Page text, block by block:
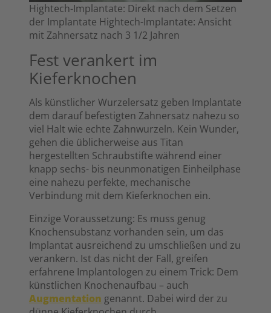
Hightech-Implantate: Direkt nach dem Setzen
der Implantate Hightech-Implantate: Ansicht
mit Zahnersatz nach 3 1/2 Jahren
Fest verankert im
Kieferknochen
Als künstlicher Wurzelersatz geben Implantate
dem darauf befestigten Zahnersatz nahezu so
viel Halt wie echte Zahnwurzeln. Kein Wunder,
gehen die üblicherweise aus Titan
hergestellten Schraubstifte während einer
knapp sechs- bis neunmonatigen Einheilphase
eine nahezu perfekte, mechanische
Verbindung mit dem Kieferknochen ein.
Einzige Voraussetzung: Es muss genug
Knochensubstanz vorhanden sein, um das
Implantat ausreichend zu umschließen und zu
verankern. Ist das nicht der Fall, greifen
erfahrene Implantologen zu einem Trick: Dem
künstlichen Knochenaufbau – auch
Augmentation genannt. Dabei wird der zu